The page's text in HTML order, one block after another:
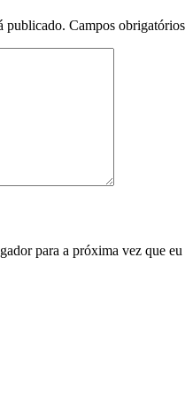
publicado. Campos
para a próxima vez que eu